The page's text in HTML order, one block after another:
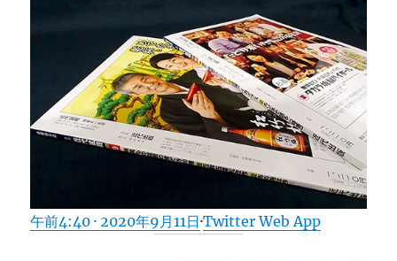
午前4:40 · 2020年9月11日·Twitter Web App